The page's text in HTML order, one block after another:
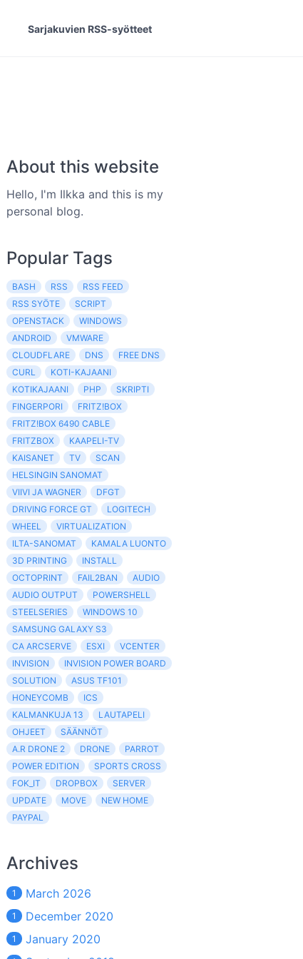
Sarjakuvien RSS-syötteet
About this website
Hello, I'm Ilkka and this is my
personal blog.
Popular Tags
BASH RSS
RSS FEED
RSS SYÖTE
SCRIPT
OPENSTACK
WINDOWS
ANDROID
VMWARE
CLOUDFLARE
DNS
FREE DNS
CURL
KOTI-KAJAANI
KOTIKAJAANI
PHP
SKRIPTI
FINGERPORI
FRITZ!BOX
FRITZ!BOX 6490 CABLE
FRITZBOX
KAAPELI-TV
KAISANET
TV
SCAN
HELSINGIN SANOMAT
VIIVI JA WAGNER
DFGT
DRIVING FORCE GT
LOGITECH
WHEEL
VIRTUALIZATION
ILTA-SANOMAT
KAMALA LUONTO
3D PRINTING
INSTALL
OCTOPRINT
FAIL2BAN
AUDIO
AUDIO OUTPUT
POWERSHELL
STEELSERIES
WINDOWS 10
SAMSUNG GALAXY S3
CA ARCSERVE
ESXI
VCENTER
INVISION
INVISION POWER BOARD
SOLUTION
ASUS TF101
HONEYCOMB
ICS
KALMANKUJA 13
LAUTAPELI
OHJEET
SÄÄNNÖT
A.R DRONE 2
DRONE
PARROT
POWER EDITION
SPORTS CROSS
FOK_IT
DROPBOX
SERVER
UPDATE
MOVE
NEW HOME
PAYPAL
Archives
1 March 2026
1 December 2020
1 January 2020